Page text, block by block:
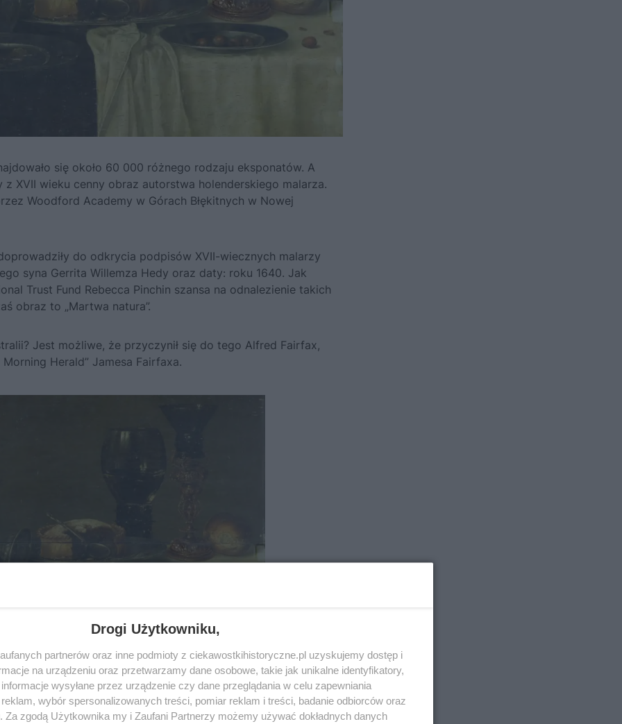
się około 60 000 różnego rodzaju eksponatów. A
XVII wieku cenny obraz autorstwa holenderskiego malarza.
Woodford Academy w Górach Błękitnych w Nowej
do odkrycia podpisów XVII-wiecznych malarzy
syna Gerrita Willemza Hedy oraz daty: roku 1640. Jak
Trust Fund Rebecca Pinchin szansa na odnalezienie takich
obraz to „Martwa natura”.
Jest możliwe, że przyczynił się do tego Alfred Fairfax,
Herald” Jamesa Fairfaxa.
olejnego Golden Age znalezionego w
Nowej Południowej Walii. Odkrycie było
Pinchin, kierownik kolekcji National Trust.
Drogi Użytkowniku,
partnerów oraz inne podmioty z ciekawostkihistoryczne.pl uzyskujemy dostęp i
na urządzeniu oraz przetwarzamy dane osobowe, takie jak unikalne identyfikatory,
wysyłane przez urządzenie czy dane przeglądania w celu zapewniania
wybór spersonalizowanych treści, pomiar reklam i treści, badanie odbiorców oraz
Za zgodą Użytkownika my i Zaufani Partnerzy możemy używać dokładnych danych